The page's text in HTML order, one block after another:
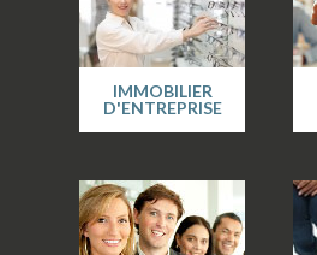
IMMOBILIER
D'ENTREPRISE